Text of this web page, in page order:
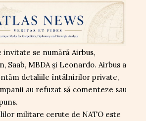
se numără Airbus,
Saab, MBDA și Leonardo. Airbus a
detaliile întâlnirilor private,
au refuzat să comenteze sau
militare cerute de NATO este